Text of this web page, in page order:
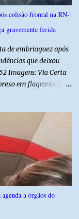
a Secretaria
complementares
colisão frontal na RN-
gravemente ferida
de embriaguez após
que deixou
Imagens: Via Certa
em flagrante por
a Polícia Militar,
bateram de frente.
foi levado
e autuado em
presença de álcool no
estavam
partida de futebol. O
leves. A criança, que
ferida, precisou ser
a órgãos do